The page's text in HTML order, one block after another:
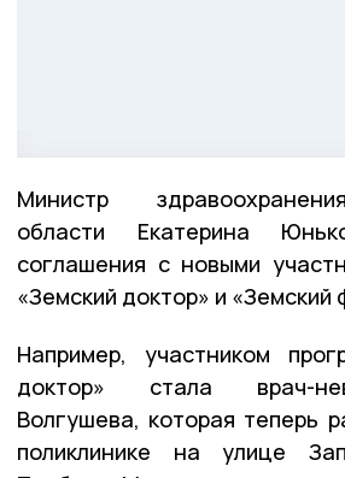
Министр
области Екатерина
соглашения с новыми
«Земский доктор» и
Например, участником
доктор» стала врач-
Волгушева, которая теперь
поликлинике на улице